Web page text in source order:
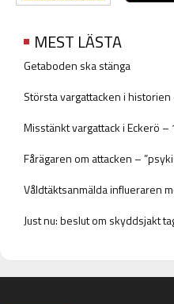
MEST LÄSTA
Getaboden ska stänga
Största vargattacken i
Misstänkt vargattack i Eckerö –
Fårägaren om attacken –
Våldtäktsanmälda influeraren
Just nu: beslut om skyddsjakt